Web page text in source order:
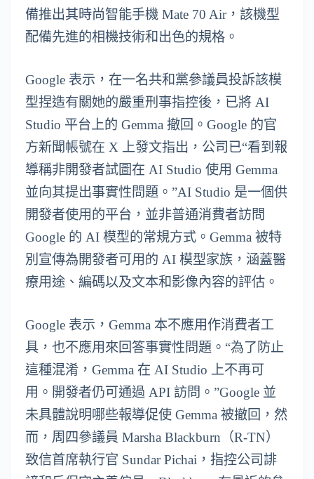
備推出其時尚智能手機 Mate 70 Air，該機型
配備先進的相機技術和出色的規格。
Google 表示，在一名共和黨參議員投訴該模
型捏造有關她的嚴重刑事指控後，已將 AI
Studio 平台上的 Gemma 撤回。Google 的官
方新聞帳號在 X 上發文指出，公司已“看到報
導稱非開發者試圖在 AI Studio 使用 Gemma
並向其提出事實性問題。”AI Studio 是一個供
開發者使用的平台，並非普通消費者訪問
Google 的 AI 模型的常規方式。Gemma 被特
別宣傳為開發者可用的 AI 模型家族，涵蓋醫
療用途、編碼以及文本和影像內容的評估。
Google 表示，Gemma 本不應用作消費者工
具，也不應用來回答事實性問題。“為了防止
這種混淆，Gemma 在 AI Studio 上不再可
用。開發者仍可通過 API 訪問。”Google 並
未具體說明哪些報導促使 Gemma 被撤回，然
而，周四參議員 Marsha Blackburn（R-TN）
致信首席執行官 Sundar Pichai，指控公司誹